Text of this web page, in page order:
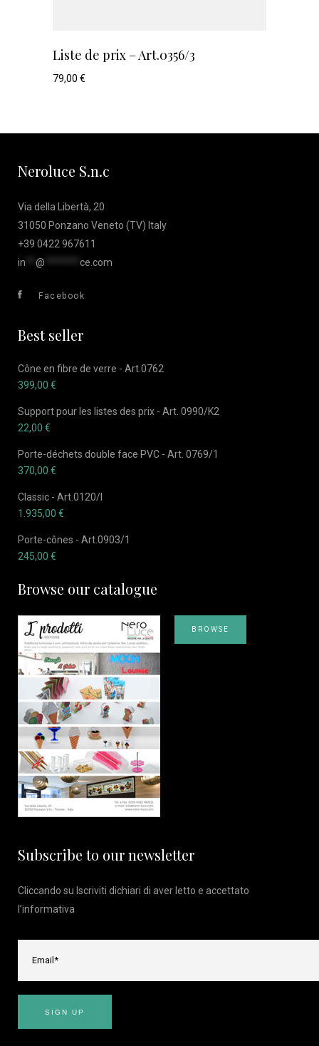
Liste de prix – Art.0356/3
79,00 €
Neroluce S.n.c
Via della Libertà, 20
31050 Ponzano Veneto (TV) Italy
+39 0422 967611
in
@ ce.com
Facebook
Best seller
Cône en fibre de verre - Art.0762
399,00 €
Support pour les listes des prix - Art. 0990/K2
22,00 €
Porte-déchets double face PVC - Art. 0769/1
370,00 €
Classic - Art.0120/I
1.935,00 €
Porte-cônes - Art.0903/1
245,00 €
Browse our catalogue
BROWSE
Subscribe to our newsletter
Cliccando su Iscriviti dichiari di aver letto e accettato
l’informativa